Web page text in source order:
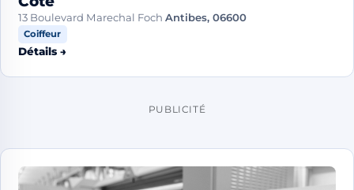
13 Boulevard Marechal Foch Antibes, 06600
Coiffeur
Détails →
PUBLICITÉ